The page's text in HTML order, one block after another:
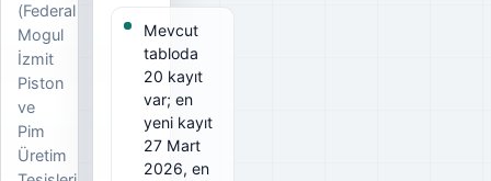
(Federal
Mogul
İzmit
Piston
ve
Pim
Üretim
Mevcut
tabloda
20 kayıt
var; en
yeni kayıt
27 Mart
2026, en